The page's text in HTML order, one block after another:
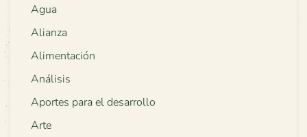
Agua
Alianza
Alimentación
Análisis
Aportes para el desarrollo
Arte